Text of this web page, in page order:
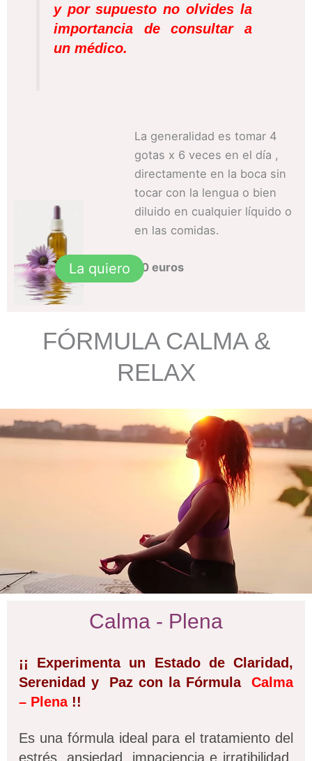
y por supuesto no olvides la
importancia de consultar a
un médico.
La generalidad es tomar 4
gotas x 6 veces en el día ,
directamente en la boca sin
tocar con la lengua o bien
diluido en cualquier líquido o
en las comidas.
20 euros
La quiero
FÓRMULA CALMA &
RELAX
Calma - Plena
¡¡ Experimenta un Estado de Claridad,
Serenidad y Paz con la Fórmula Calma
– Plena !!
Es una fórmula ideal para el tratamiento del
estrés, ansiedad, impaciencia e irratibilidad,